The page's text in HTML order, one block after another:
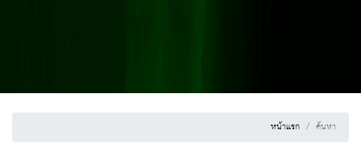
หน้าแรก ค้นหา